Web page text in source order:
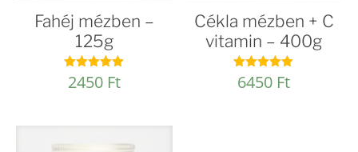
Fahéj mézben –
125g
Értékelés:
5.00
2450 Ft
Cékla mézben + C
vitamin – 400g
Értékelés:
4.98
6450 Ft